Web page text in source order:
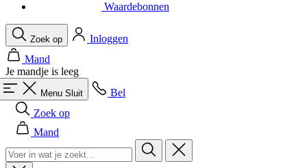
Je mandje is leeg
Menu Sluit
Bel
Zoek op
Mand
Heren
Alles in categorie Heren